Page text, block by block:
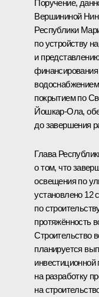
Поручение,
Вершининой
Республики
по устройству
и
покрытием по
Йошкар-Ола,
до завершения
Глава
о том, что
освещения по
установлено 12
по
протяжённость
Строительство
планируется
на разработку
на